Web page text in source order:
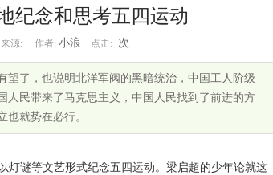
纪念和思考五四运动
来源: 作者: 小浪 点击: 次
望了，也说明北洋军阀的黑暗统治，中国工人阶级
人民带来了马克思主义，中国人民找到了前进的方
就势在必行。
谜等文艺形式纪念五四运动。梁启超的少年论就这